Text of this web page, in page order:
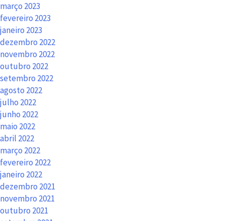
março 2023
fevereiro 2023
janeiro 2023
dezembro 2022
novembro 2022
outubro 2022
setembro 2022
agosto 2022
julho 2022
junho 2022
maio 2022
abril 2022
março 2022
fevereiro 2022
janeiro 2022
dezembro 2021
novembro 2021
outubro 2021